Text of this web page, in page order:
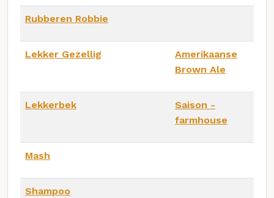
Rubberen Robbie
Lekker Gezellig
Amerikaanse
Brown Ale
Lekkerbek
Saison -
farmhouse
Mash
Shampoo